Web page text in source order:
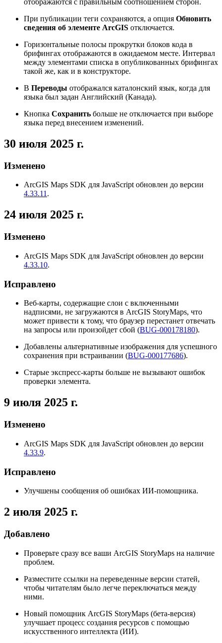
При публикации теги сохраняются, а опция Обновить
сведения об элементе ArcGIS отключается.
Горизонтальные полосы прокрутки блоков кода в
брифингах отображаются в ожидаемом месте. Интервал
между элементами списка в опубликованных брифингах
такой же, как и в конструкторе.
В Переводы отображался каталонский язык, когда для
языка был задан Английский (Канада).
Кнопка Сохранить больше не отключается при выборе
языка перед внесением изменений.
30 июля 2025 г.
Изменено
ArcGIS Maps SDK для JavaScript обновлен до версии
4.33.11 .
24 июля 2025 г.
Изменено
ArcGIS Maps SDK для JavaScript обновлен до версии
4.33.10.
Исправлено
Веб-карты, содержащие слои с включенными
надписями, не загружаются в ArcGIS StoryMaps, что
может привести к тому, что браузер перестанет отвечать
на запросы или произойдет сбой (BUG-000178180).
Добавлены альтернативные изображения для успешного
сохранения при встраивании (BUG-000177686).
Старые экспресс-карты больше не вызывают ошибок
проверки элемента.
9 июля 2025 г.
Изменено
ArcGIS Maps SDK для JavaScript обновлен до версии
4.33.9.
Исправлено
Улучшены сообщения об ошибках ИИ-помощника.
2 июля 2025 г.
Добавлено
Проверьте сразу все ваши ArcGIS StoryMaps на наличие
проблем.
Разместите ссылки на переведенные версии статей,
чтобы читателям было легче переключаться между
ними.
Новый помощник ArcGIS StoryMaps (бета-версия)
улучшает процесс создания ресурсов с помощью
искусственного интеллекта (ИИ).